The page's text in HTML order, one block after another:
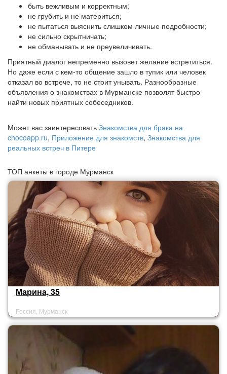
быть вежливым и корректным;
не грубить и не материться;
не пытаться выяснить слишком личные подробности;
не сильно скрытничать;
не обманывать и не преувеличивать.
Приятный диалог непременно вызовет желание встретиться.
Но даже если с кем-то общение зашло в тупик или человек
отказал во встрече, то не стоит унывать. Разнообразные
объявления о знакомствах в Мурманске позволят быстро
найти новых приятных собеседников.
Может вас заинтересовать Знакомства для брака на
chocoapp.ru, Приложение для знакомств, Знакомства для
реальных встреч в Питере
ТОП анкеты в городе Мурманск
Марина, 35
Россия, Мурманск